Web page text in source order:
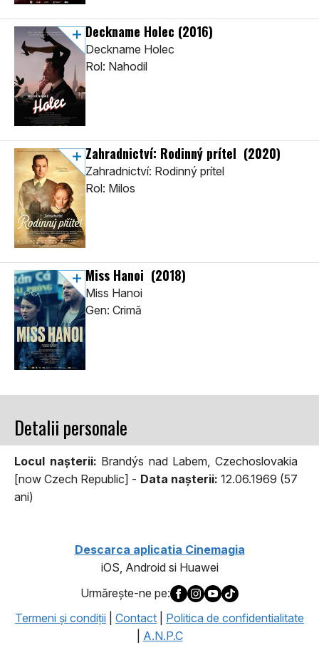
Deckname Holec (2016)
Deckname Holec
Rol: Nahodil
Zahradnictví: Rodinný prítel (2020)
Zahradnictví: Rodinný prítel
Rol: Milos
Miss Hanoi (2018)
Miss Hanoi
Gen: Crimă
Detalii personale
Locul naşterii: Brandýs nad Labem, Czechoslovakia
[now Czech Republic] - Data naşterii: 12.06.1969 (57
ani)
Descarca aplicatia Cinemagia
iOS, Android si Huawei
Urmăreşte-ne pe:
Termeni şi condiţii
Contact
Politica de confidentialitate
A.N.P.C